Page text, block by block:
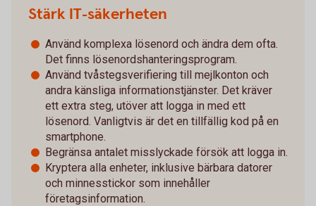
Stärk IT-säkerheten
Använd komplexa lösenord och ändra dem ofta.
Det finns lösenordshanteringsprogram.
Använd tvåstegsverifiering till mejlkonton och
andra känsliga informationstjänster. Det kräver
ett extra steg, utöver att logga in med ett
lösenord. Vanligtvis är det en tillfällig kod på en
smartphone.
Begränsa antalet misslyckade försök att logga in.
Kryptera alla enheter, inklusive bärbara datorer
och minnesstickor som innehåller
företagsinformation.